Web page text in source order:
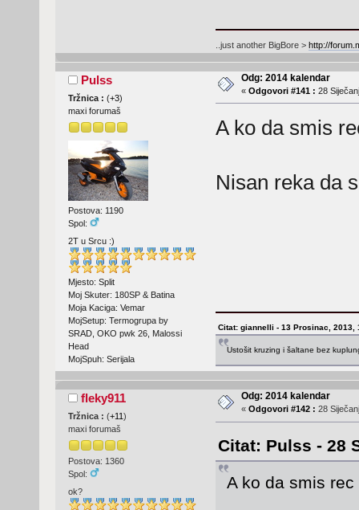
..just another BigBore > http://
Pulss
Tržnica : (+3)
maxi forumaš
Postova: 1190
Spol:
2T u Srcu :)
Mjesto: Split
Moj Skuter: 180SP & Batina
Moja Kaciga: Vemar
MojSetup: Termogrupa by
SRAD, OKO pwk 26, Malossi
Head
MojSpuh: Serijala
Odg: 2014 kalendar
« Odgovori #141 : 28
A ko da smis
Nisan reka da
Citat: giannelli - 13 Prosinac, 2013,
Ustošit kruzing i šaltane bez
fleky911
Tržnica : (+11)
maxi forumaš
Postova: 1360
Spol:
ok?
Odg: 2014 kalendar
« Odgovori #142 : 28
Citat: Pulss - 28
A ko da smis